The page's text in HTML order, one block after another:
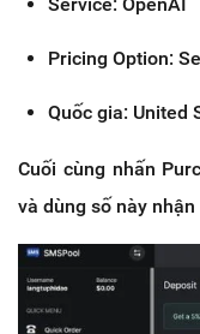
Pricing Option:
Quốc gia: United
Cuối cùng nhấn
và dùng số này